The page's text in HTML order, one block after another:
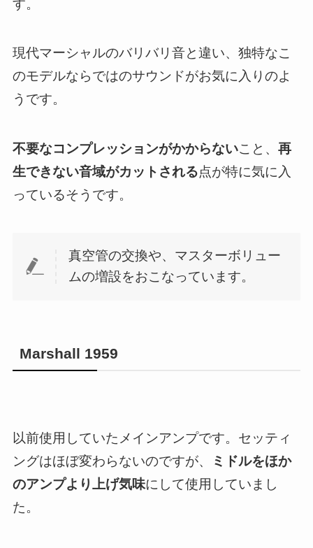
す。
現代マーシャルのバリバリ音と違い、独特なこ
のモデルならではのサウンドがお気に入りのよ
うです。
不要なコンプレッションがかからないこと、 再
生できない音域がカットされる点が特に気に入
っているそうです。
真空管の交換や、マスターボリュー
ムの増設をおこなっています。
Marshall 1959
以前使用していたメインアンプです。セッティ
ングはほぼ変わらないのですが、
ミドルをほか
のアンプより上げ気味にして使用していまし
た。